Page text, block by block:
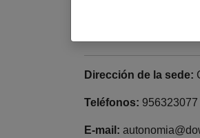
Dirección de la sede:
Teléfonos:
E-mail: